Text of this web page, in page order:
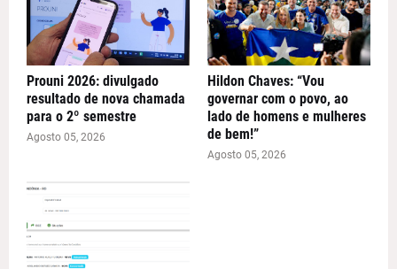
Prouni 2026: divulgado
resultado de nova chamada
para o 2º semestre
Agosto 05, 2026
Hildon Chaves: “Vou
governar com o povo, ao
lado de homens e mulheres
de bem!”
Agosto 05, 2026